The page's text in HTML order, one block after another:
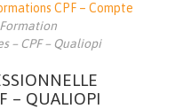
ateliers
CPF – Compte
Formation
– CPF – Qualiopi
– QUALIOPI